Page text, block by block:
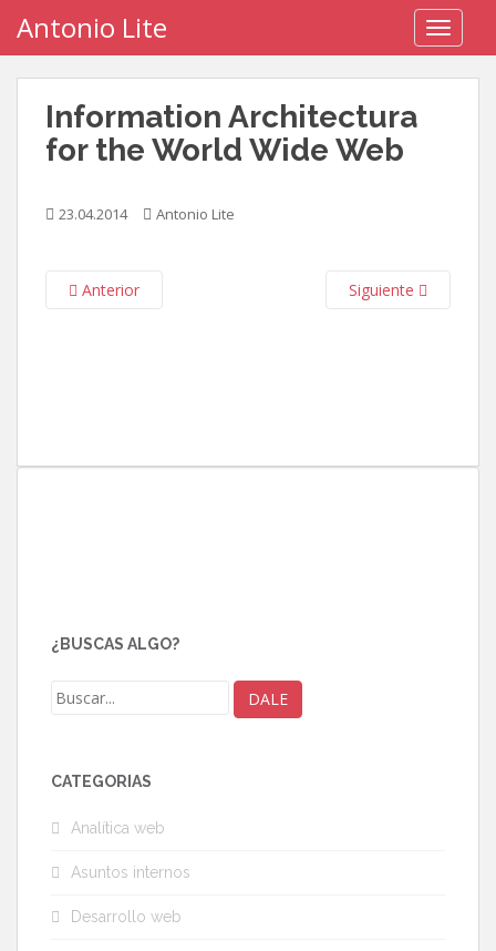
i
Antonio Lite
Information Architectura
for the World Wide Web
23.04.2014 Antonio Lite
Anterior Siguiente
¿BUSCAS ALGO?
CATEGORÍAS
Analítica web
Asuntos internos
Desarrollo web